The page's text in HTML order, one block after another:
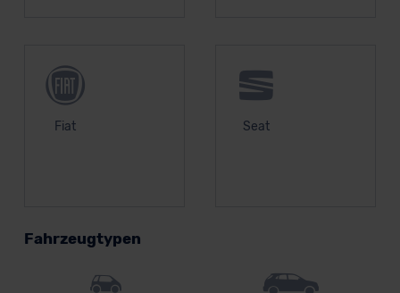
Fiat Seat
Fahrzeugtypen